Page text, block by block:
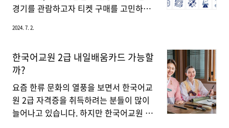
금이 조기에 ..
다 저렴하게 가입할 수 있으며, 전국에
보상 인원이 상주하고 있어 믿을 수 있는
렉트 자동차보험은 모바일과 PC 환경에서
손쉽게 견적을 내고 바로 가입할 수 있습
니다. 특히 인터넷으로 가입하면 자사 오
프라인 대비 평균 18.1% 저렴하..
경기를 관람하고자 티켓 구매를 고민하고
법을 잘 몰라서 힘들어하시는 분들에게 지
을 자세히 알려드리겠습니다.파리 올림픽
티켓 구매 가이드 파리 올림픽 티켓 구매
는 공식 채널을 통해서만 가능합니다. 비
공식 채널을 통해 구매하는 티켓은 사기
또는 더 비싼 가격으로 구매할 가능성이
2024. 7. 2.
한국어교원 2급 내일배움카드 가능할
까?
요즘 한류 문화의 열풍을 보면서 한국어교
원 2급 자격증을 취득하려는 분들이 많이
늘어나고 있습니다. 하지만 한국어교원 2